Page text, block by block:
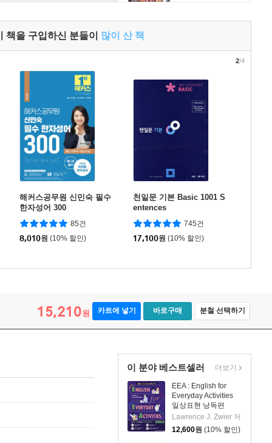
책을 구입하신 분들이 많이 산 책
해커스공무원 신민숙 필수
한자성어 300
85건
8,010원 (10% 할인)
천일문 기본 Basic 1001 S
entences
745건
17,100원 (10% 할인)
2/4
15,210원 카트에 넣기 바로구매 분철 선택하기
이 분야 베스트셀러
EEA : English for
Everyday Activities
일상표현 낭독편
Lawrence J. Zwier 저
12,600원 (10% 할인)
더보기